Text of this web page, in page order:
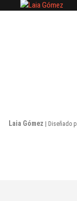
Laia Gómez | Diseñado